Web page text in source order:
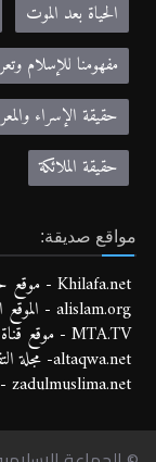
الحياة بعد الموت
مفهومنا للإسلام
حقيقة الإسراء
حقيقة الملائكة
مواقع صديقة:
Khilafa.net - موقع حضرة مرزا مسرور أحمد نصره الله
alislam.org - الموقع الرسمي للجماعة الإسلامية الأحمدية باللغة الانجليزية
MTA.TV - موقع قناة MTA الرسمي
altaqwa.net- مجلة التقوى
zadulmuslima.net - مجلة زاد المسلمة